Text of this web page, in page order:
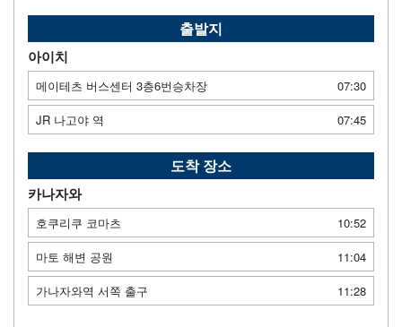
출발지
아이치
메이테츠 버스센터 3층6번승차장
07:30
JR 나고야 역
07:45
도착 장소
카나자와
호쿠리쿠 코마츠
10:52
마토 해변 공원
11:04
가나자와역 서쪽 출구
11:28